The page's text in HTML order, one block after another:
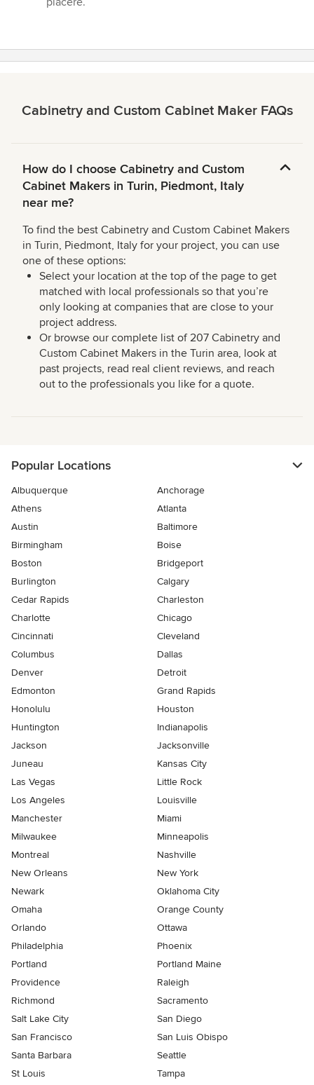
Cabinetry and Custom Cabinet Maker FAQs
How do I choose Cabinetry and Custom
Cabinet Makers in Turin, Piedmont, Italy
near me?
To find the best Cabinetry and Custom Cabinet Makers
in Turin, Piedmont, Italy for your project, you can use
one of these options:
Select your location at the top of the page to get
matched with local professionals so that you’re
only looking at companies that are close to your
project address.
Or browse our complete list of 207 Cabinetry and
Custom Cabinet Makers in the Turin area, look at
past projects, read real client reviews, and reach
out to the professionals you like for a quote.
Popular Locations
Albuquerque
Anchorage
Athens
Atlanta
Austin
Baltimore
Birmingham
Boise
Boston
Bridgeport
Burlington
Calgary
Cedar Rapids
Charleston
Charlotte
Chicago
Cincinnati
Cleveland
Columbus
Dallas
Denver
Detroit
Edmonton
Grand Rapids
Honolulu
Houston
Huntington
Indianapolis
Jackson
Jacksonville
Juneau
Kansas City
Las Vegas
Little Rock
Los Angeles
Louisville
Manchester
Miami
Milwaukee
Minneapolis
Montreal
Nashville
New Orleans
New York
Newark
Oklahoma City
Omaha
Orange County
Orlando
Ottawa
Philadelphia
Phoenix
Portland
Portland Maine
Providence
Raleigh
Richmond
Sacramento
Salt Lake City
San Diego
San Francisco
San Luis Obispo
Santa Barbara
Seattle
St Louis
Tampa